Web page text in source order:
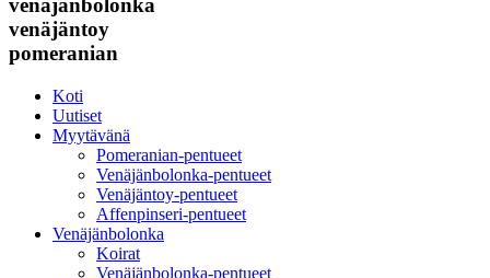
venäjänbolonka
venäjäntoy
pomeranian
Koti
Uutiset
Myytävänä
Pomeranian-pentueet
Venäjänbolonka-pentueet
Venäjäntoy-pentueet
Affenpinseri-pentueet
Venäjänbolonka
Koirat
Venäjänbolonka-pentueet